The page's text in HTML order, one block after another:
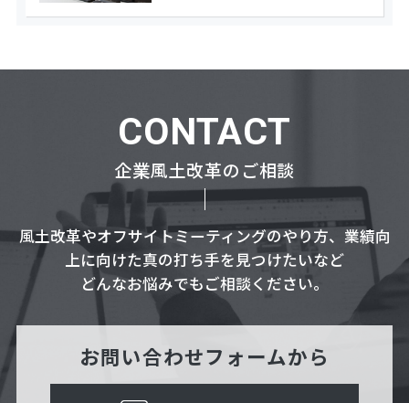
CONTACT
企業風土改革のご相談
風土改革やオフサイトミーティングのやり方、業績向
上に向けた真の打ち手を見つけたいなど
どんなお悩みでもご相談ください。
お問い合わせフォームから